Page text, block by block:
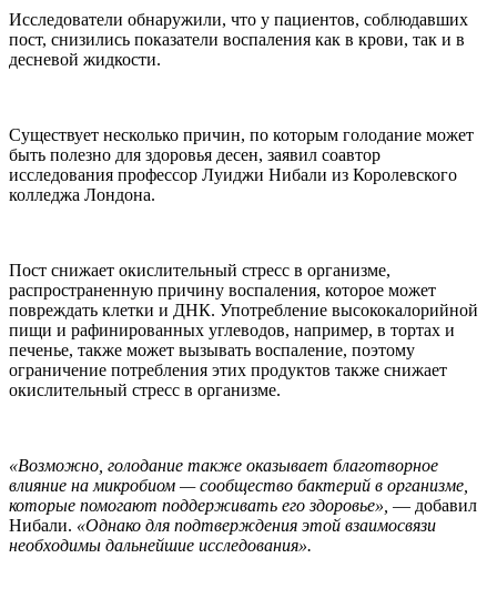
Исследователи обнаружили, что у пациентов, соблюдавших
пост, снизились показатели воспаления как в крови, так и в
десневой жидкости.
Существует несколько причин, по которым голодание может
быть полезно для здоровья десен, заявил соавтор
исследования профессор Луиджи Нибали из Королевского
колледжа Лондона.
Пост снижает окислительный стресс в организме,
распространенную причину воспаления, которое может
повреждать клетки и ДНК. Употребление высококалорийной
пищи и рафинированных углеводов, например, в тортах и
печенье, также может вызывать воспаление, поэтому
ограничение потребления этих продуктов также снижает
окислительный стресс в организме.
«Возможно, голодание также оказывает благотворное
влияние на микробиом — сообщество бактерий в организме,
которые помогают поддерживать его здоровье», — добавил
Нибали. «Однако для подтверждения этой взаимосвязи
необходимы дальнейшие исследования».